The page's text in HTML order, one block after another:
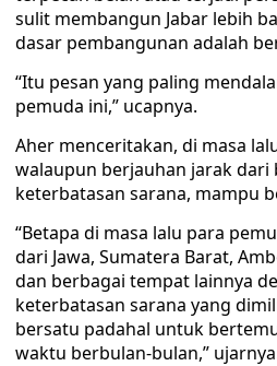
sulit membangun Jabar lebih
dasar pembangunan adalah
“Itu pesan yang paling
pemuda ini,” ucapnya.
Aher menceritakan, di masa
walaupun berjauhan jarak dari
keterbatasan sarana, mampu
“Betapa di masa lalu para
dari Jawa, Sumatera Barat,
dan berbagai tempat lainnya
keterbatasan sarana yang
bersatu padahal untuk
waktu berbulan-bulan,”